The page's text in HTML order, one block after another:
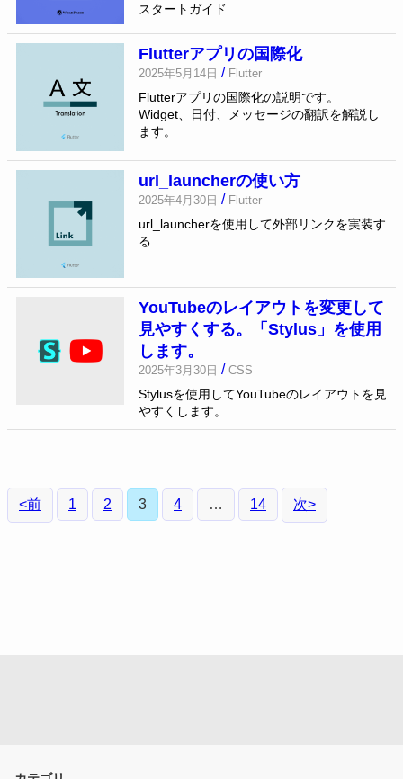
スタートガイド
Flutterアプリの国際化
2025年5月14日 / Flutter
Flutterアプリの国際化の説明です。
Widget、日付、メッセージの翻訳を解説し
ます。
url_launcherの使い方
2025年4月30日 / Flutter
url_launcherを使用して外部リンクを実装す
る
YouTubeのレイアウトを変更して
見やすくする。「Stylus」を使用
します。
2025年3月30日 / CSS
Stylusを使用してYouTubeのレイアウトを見
やすくします。
投
稿
<前 1 2 3 4 … 14 次>